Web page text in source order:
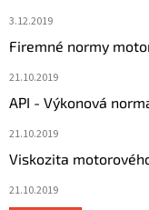
3.12.2019
Firemné normy
21.10.2019
API - Výkonová
21.10.2019
Viskozita
21.10.2019